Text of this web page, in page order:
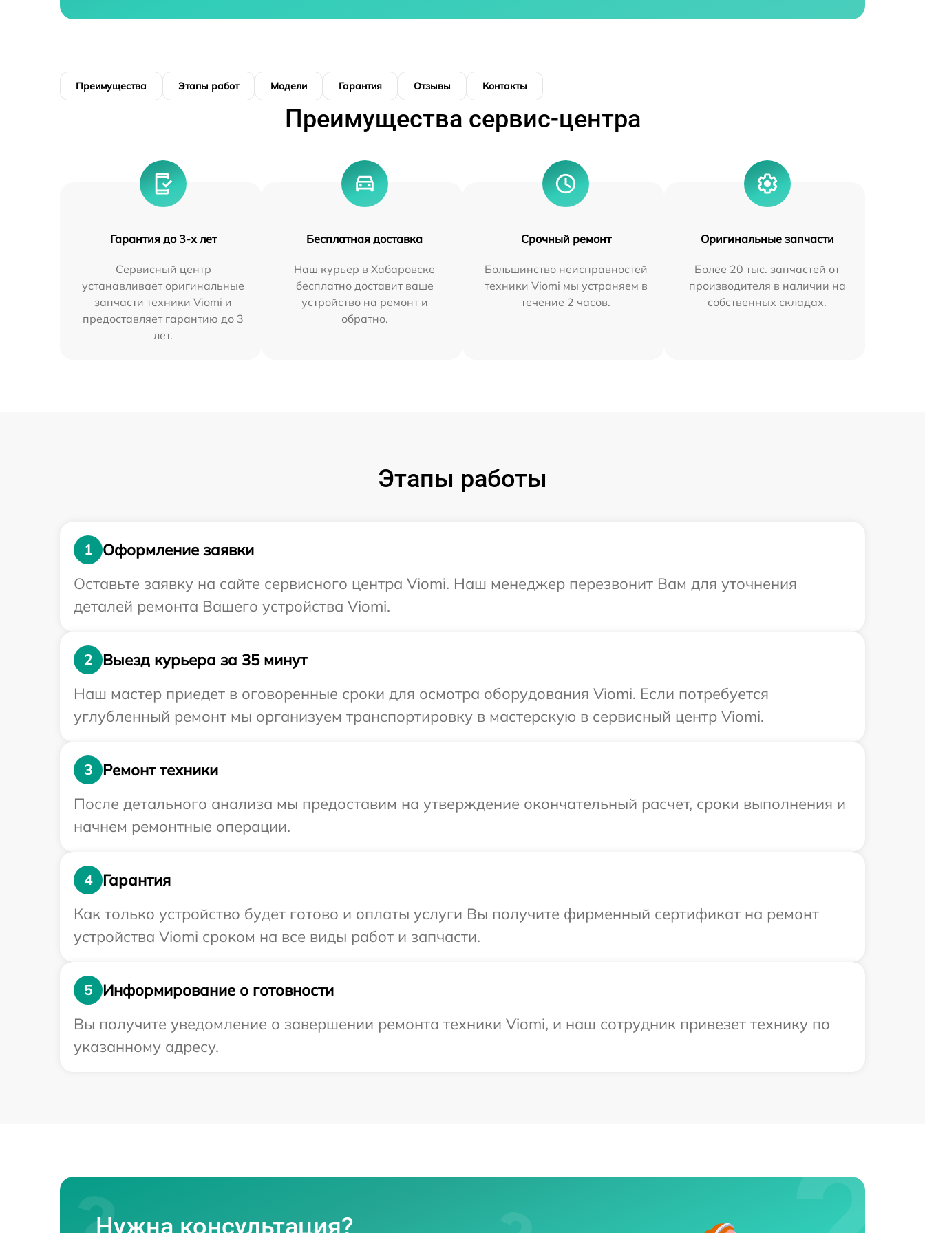
Преимущества Этапы работ Модели Гарантия Отзывы Контакты
Преимущества сервис-центра
Гарантия до 3-х лет
Сервисный центр
устанавливает оригинальные
запчасти техники Viomi и
предоставляет гарантию до 3
лет.
Бесплатная доставка
Наш курьер в Хабаровске
бесплатно доставит ваше
устройство на ремонт и
обратно.
Срочный ремонт
Большинство неисправностей
техники Viomi мы устраняем в
течение 2 часов.
Оригинальные запчасти
Более 20 тыс. запчастей от
производителя в наличии на
собственных складах.
Этапы работы
1
Оформление заявки
Оставьте заявку на сайте сервисного центра Viomi. Наш менеджер перезвонит Вам для уточнения
деталей ремонта Вашего устройства Viomi.
2
Выезд курьера за 35 минут
Наш мастер приедет в оговоренные сроки для осмотра оборудования Viomi. Если потребуется
углубленный ремонт мы организуем транспортировку в мастерскую в сервисный центр Viomi.
3
Ремонт техники
После детального анализа мы предоставим на утверждение окончательный расчет, сроки выполнения и
начнем ремонтные операции.
4
Гарантия
Как только устройство будет готово и оплаты услуги Вы получите фирменный сертификат на ремонт
устройства Viomi сроком на все виды работ и запчасти.
5
Информирование о готовности
Вы получите уведомление о завершении ремонта техники Viomi, и наш сотрудник привезет технику по
указанному адресу.
Нужна консультация?